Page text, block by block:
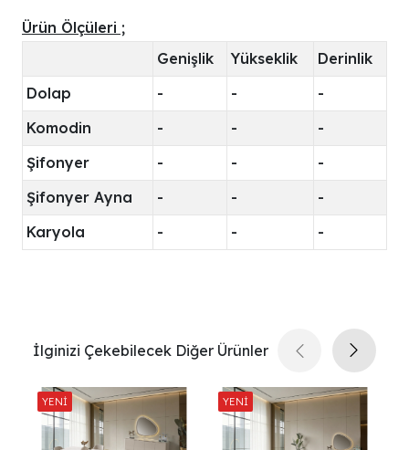
Ürün Ölçüleri ;
Genişlik
Yükseklik
Derinlik
Dolap
- -
-
Komodin
- -
-
Şifonyer
- -
-
Şifonyer Ayna
- -
-
Karyola
- - -
İlginizi Çekebilecek Diğer Ürünler